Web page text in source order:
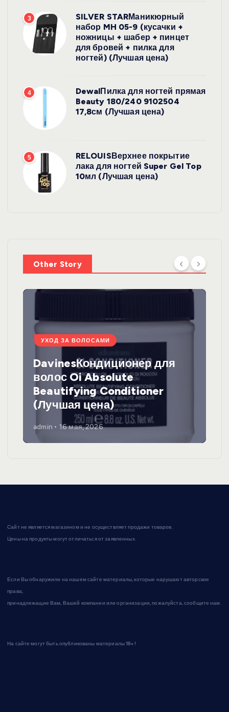
3
SILVER STARМаникюрный
набор MH 05-9 (кусачки +
ножницы + шабер + пинцет
для бровей + пилка для
ногтей) (Лучшая цена)
4
DewalПилка для ногтей прямая
Beauty 180/240 9102504
17,8см (Лучшая цена)
5
RELOUISВерхнее покрытие
лака для ногтей Super Gel Top
10мл (Лучшая цена)
Other Story
УХОД ЗА ВОЛОСАМИ
DavinesКондиционер для
волос Oi Absolute
Beautifying Conditioner
(Лучшая цена)
admin 16 мая, 2026
Сайт не является магазином и не осуществляет продажи товаров.
Цены на продукты могут отличаться от заявленных.
Если Вы обнаружили на нашем сайте материалы, которые нарушают авторские
права,
принадлежащие Вам, Вашей компании или организации, пожалуйста, сообщите нам.
На сайте могут быть опубликованы материалы 18+!